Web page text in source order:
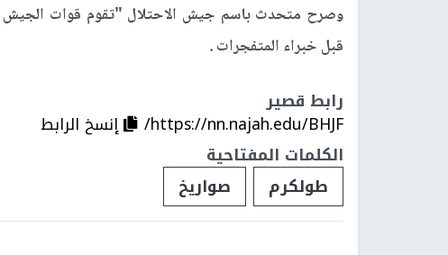
وصرح متحدث باسم جيش الاحتلال "تقوم قوات الجيش
قبل خبراء المتفجرات .
رابط قصير
https://nn.najah.edu/BHJF/
إنسخ الرابط
الكلمات المفتاحية
طولكرم
صواريخ